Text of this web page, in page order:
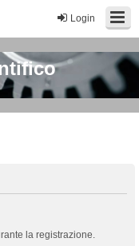
Login
la registrazione.